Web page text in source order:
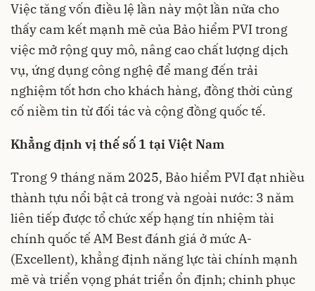
Việc tăng vốn điều lệ lần này một lần nữa cho
thấy cam kết mạnh mẽ của Bảo hiểm PVI trong
việc mở rộng quy mô, nâng cao chất lượng dịch
vụ, ứng dụng công nghệ để mang đến trải
nghiệm tốt hơn cho khách hàng, đồng thời củng
cố niềm tin từ đối tác và cộng đồng quốc tế.
Khẳng định vị thế số 1 tại Việt Nam
Trong 9 tháng năm 2025, Bảo hiểm PVI đạt nhiều
thành tựu nổi bật cả trong và ngoài nước: 3 năm
liên tiếp được tổ chức xếp hạng tín nhiệm tài
chính quốc tế AM Best đánh giá ở mức A-
(Excellent), khẳng định năng lực tài chính mạnh
mẽ và triển vọng phát triển ổn định; chinh phục